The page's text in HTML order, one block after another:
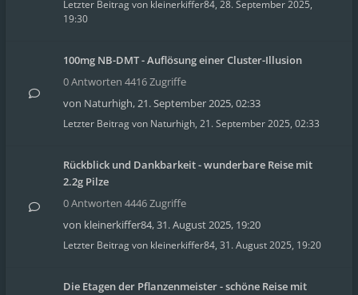
Letzter Beitrag von kleinerkiffer84, 28. September 2025,
19:30
100mg NB-DMT - Auflösung einer Cluster-Illusion
0 Antworten 4416 Zugriffe
von Naturhigh,21. September 2025, 02:33
Letzter Beitrag von Naturhigh, 21. September 2025, 02:33
Rückblick und Dankbarkeit - wunderbare Reise mit
2.2g Pilze
0 Antworten 4446 Zugriffe
von kleinerkiffer84,31. August 2025, 19:20
Letzter Beitrag von kleinerkiffer84, 31. August 2025, 19:20
Die Etagen der Pflanzenmeister - schöne Reise mit